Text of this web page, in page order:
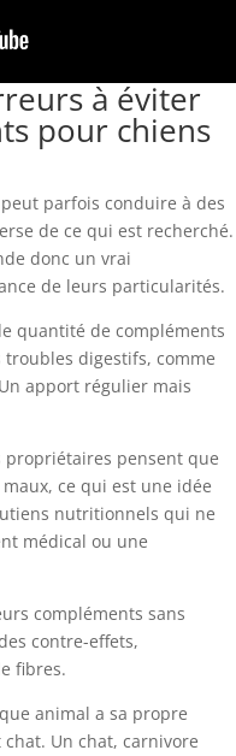
à éviter
pour chiens
parfois conduire à des
de ce qui est recherché.
donc un vrai
de leurs particularités.
quantité de compléments
digestifs, comme
apport régulier mais
propriétaires pensent que
ce qui est une idée
nutritionnels qui ne
médical ou une
compléments sans
contre-effets,
fibres.
animal a sa propre
Un chat, carnivore